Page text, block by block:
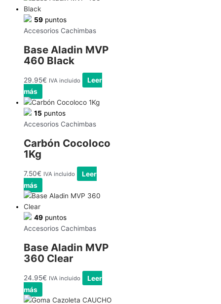
59 puntos
Accesorios Cachimbas
Base Aladin MVP
460 Black
29.95€ IVA incluido
Leer
más
15 puntos
Accesorios Cachimbas
Carbón Cocoloco
1Kg
7.50€ IVA incluido
Leer
más
49 puntos
Accesorios Cachimbas
Base Aladin MVP
360 Clear
24.95€ IVA incluido
Leer
más